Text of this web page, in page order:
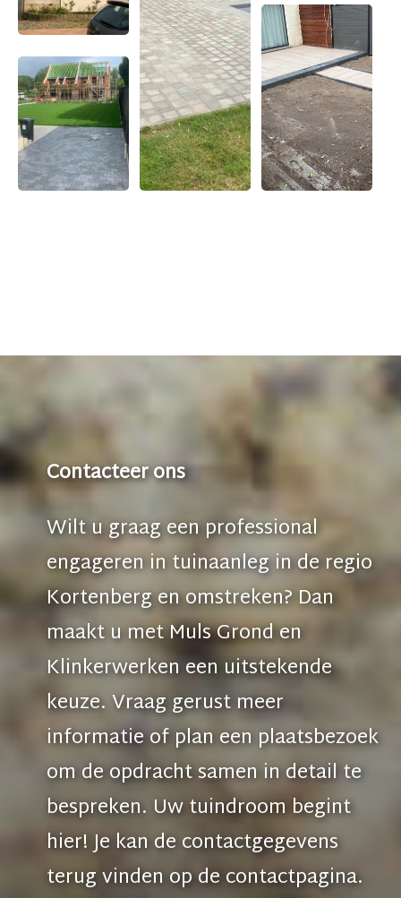
Contacteer ons
Wilt u graag een professional
engageren in tuinaanleg in de regio
Kortenberg en omstreken? Dan
maakt u met Muls Grond en
Klinkerwerken een uitstekende
keuze. Vraag gerust meer
informatie of plan een plaatsbezoek
om de opdracht samen in detail te
bespreken. Uw tuindroom begint
hier! Je kan de contactgegevens
terug vinden op de contactpagina.